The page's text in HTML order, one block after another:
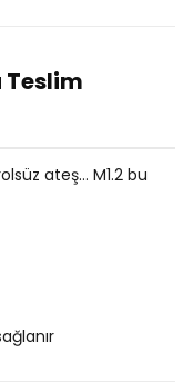
ateş… M1.2 bu